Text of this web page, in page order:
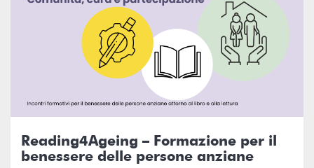
Reading4Ageing – Formazione per il
benessere delle persone anziane